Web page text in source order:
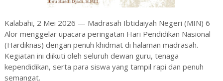
Kalabahi, 2 Mei 2026 — Madrasah Ibtidaiyah Negeri (MIN) 6
Alor menggelar upacara peringatan Hari Pendidikan Nasional
(Hardiknas) dengan penuh khidmat di halaman madrasah.
Kegiatan ini diikuti oleh seluruh dewan guru, tenaga
kependidikan, serta para siswa yang tampil rapi dan penuh
semangat.